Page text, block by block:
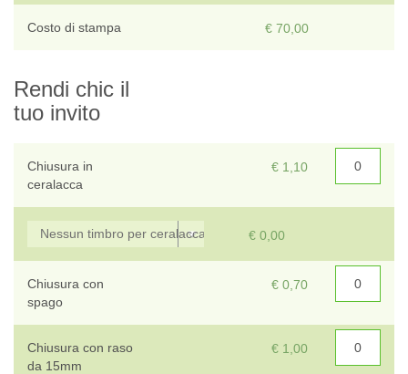
Costo di stampa € 70,00
Rendi chic il
tuo invito
Chiusura in
ceralacca
€ 1,10
€ 0,00
Chiusura con
spago
€ 0,70
Chiusura con raso
da 15mm
€ 1,00